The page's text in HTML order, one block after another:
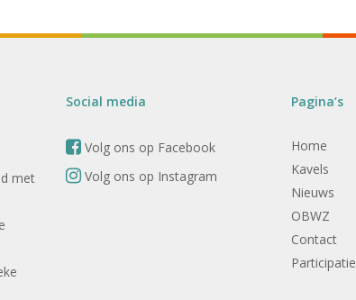
met
Social media
Volg ons op Facebook
Volg ons op Instagram
Pagina’s
Home
Kavels
Nieuws
OBWZ
Contact
Participatie